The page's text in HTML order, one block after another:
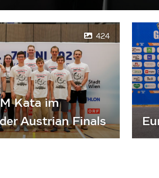
424
Kata im
Austrian Finals